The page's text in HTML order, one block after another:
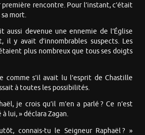
rencontre. Pour l’instant, c’était
mort.
aussi devenue une ennemie de l’Église
il y avait d’innombrables suspects. Les
plus nombreux que tous ses doigts
comme s’il avait lu l’esprit de Chastille
à toutes les possibilités.
je crois qu’il m’en a parlé ? Ce n’est
lui, » déclara Zagan.
connais-tu le Seigneur Raphaël ? »